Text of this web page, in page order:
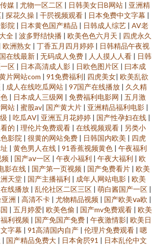
媒 | 尤物一区二区 | 日韩美女日B网站 | 亚洲精
| 探花久操 | 干屄视频观看 | 日本免费中文字幕 |
院 | 日本黄色国产精品 | 日韩成人综艺 | AV老
全 | 波多野结快播 | 欧美色色六月天 | 四虎永久
欧洲熟女 | 丁香五月四月婷婷 | 日韩精品午夜视
在线最新 | 无码成人免费 | 人人摸人人看 | 日韩
区 | 日本高清成人影 | 日欧色图片区 | 曰本成
片网站com | 91免费福利| 四虎美女| 欧美乱欲
| 成人在线吃瓜网站 | 97国产在线播放 | 久久精
| 日本成人三级网 | 免费福利电影网 | 五月激
站 | 蜜股av| 国产黄大片 | 亚洲精品福利电影 |
| 吃瓜AV| 亚洲五月花婷婷 | 国产性孕妇在线 |
的 | 理伦片免费观看 | 在线视频观看 | 另类小
影院 | 很黄的网站免费 | 日韩国内欧美 | 四虎
| 黄色男人在线 | 91香蕉视频黄色 | 午夜福利
频 | 国产aⅴ一区 | 午夜小福利 | 午夜大福利 | 欧
影在线 | 国产第一页视频 | 国产免费看片 | 欧美
天堂 | 国产主播福利 | 成年人网站电影 | 欧美
线播放 | 乱伦社区二区三区 | 萌白酱国产一区 |
洲 | 高清不卡 | 尤物精品视频 | 国产欧美ⅴa欧 |
| 五月婷爱| 欧美色偷 | 国产mv免费观看 | 欧美
利视频 | 国产免国产免费 | 午夜激情影| 欧美日
字幕 | 91高清国内自产 | 伦理片免费观看 | 嗯
| 国产精品免费大 | 日本肏屄91 | 日本乱伦中文